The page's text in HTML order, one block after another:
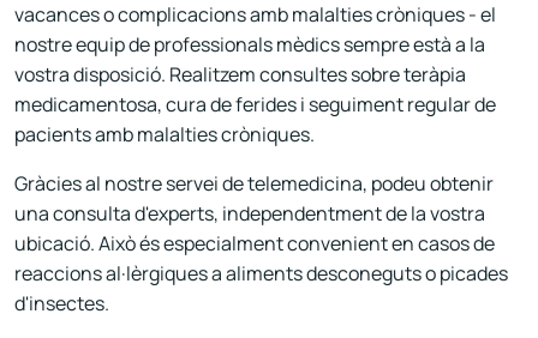
vacances o complicacions amb malalties cròniques - el
nostre equip de professionals mèdics sempre està a la
vostra disposició. Realitzem consultes sobre teràpia
medicamentosa, cura de ferides i seguiment regular de
pacients amb malalties cròniques.
Gràcies al nostre servei de telemedicina, podeu obtenir
una consulta d'experts, independentment de la vostra
ubicació. Això és especialment convenient en casos de
reaccions al·lèrgiques a aliments desconeguts o picades
d'insectes.